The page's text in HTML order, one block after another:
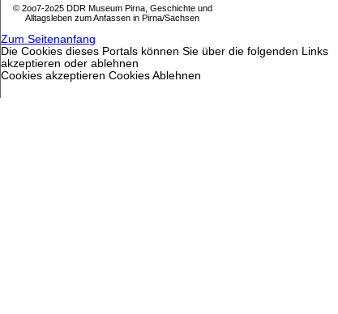
© 2oo7-2o25 DDR Museum Pirna, Geschichte und
Alltagsleben zum Anfassen in Pirna/Sachsen
Zum Seitenanfang
Die Cookies dieses Portals können Sie über die folgenden Links
akzeptieren oder ablehnen
Cookies akzeptieren Cookies Ablehnen